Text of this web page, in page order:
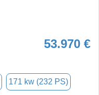
53.970 €
171 kw (232 PS)